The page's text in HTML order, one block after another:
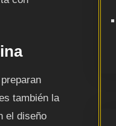
también la
el diseño